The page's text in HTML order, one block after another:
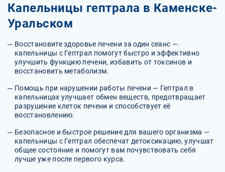
Капельницы гептрала в Каменске-
Уральском
Восстановите здоровье печени за один сеанс —
капельницы с Гептрал помогут быстро и эффективно
улучшить функцию печени, избавить от токсинов и
восстановить метаболизм.
Помощь при нарушении работы печени — Гептрал в
капельницах улучшает обмен веществ, предотвращает
разрушение клеток печени и способствует её
восстановлению.
Безопасное и быстрое решение для вашего организма —
капельницы с Гептрал обеспечат детоксикацию, улучшат
общее состояние и помогут вам почувствовать себя
лучше уже после первого курса.